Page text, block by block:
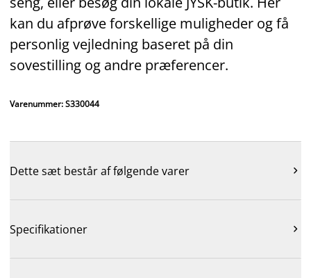
kan du afprøve forskellige muligheder og få
personlig vejledning baseret på din
sovestilling og andre præferencer.
Varenummer: S330044
Dette sæt består af følgende varer 
Specifikationer 